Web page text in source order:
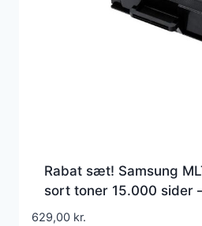
Rabat sæt! Samsung
sort toner 15.000 sider
farver
629,00 kr.